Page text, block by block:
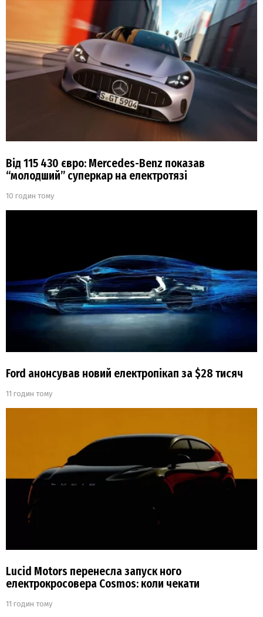
Від 115 430 євро: Mercedes-Benz показав
“молодший” суперкар на електротязі
10 годин тому
Ford анонсував новий електропікап за $28 тисяч
11 годин тому
Lucid Motors перенесла запуск ного
електрокросовера Cosmos: коли чекати
11 годин тому